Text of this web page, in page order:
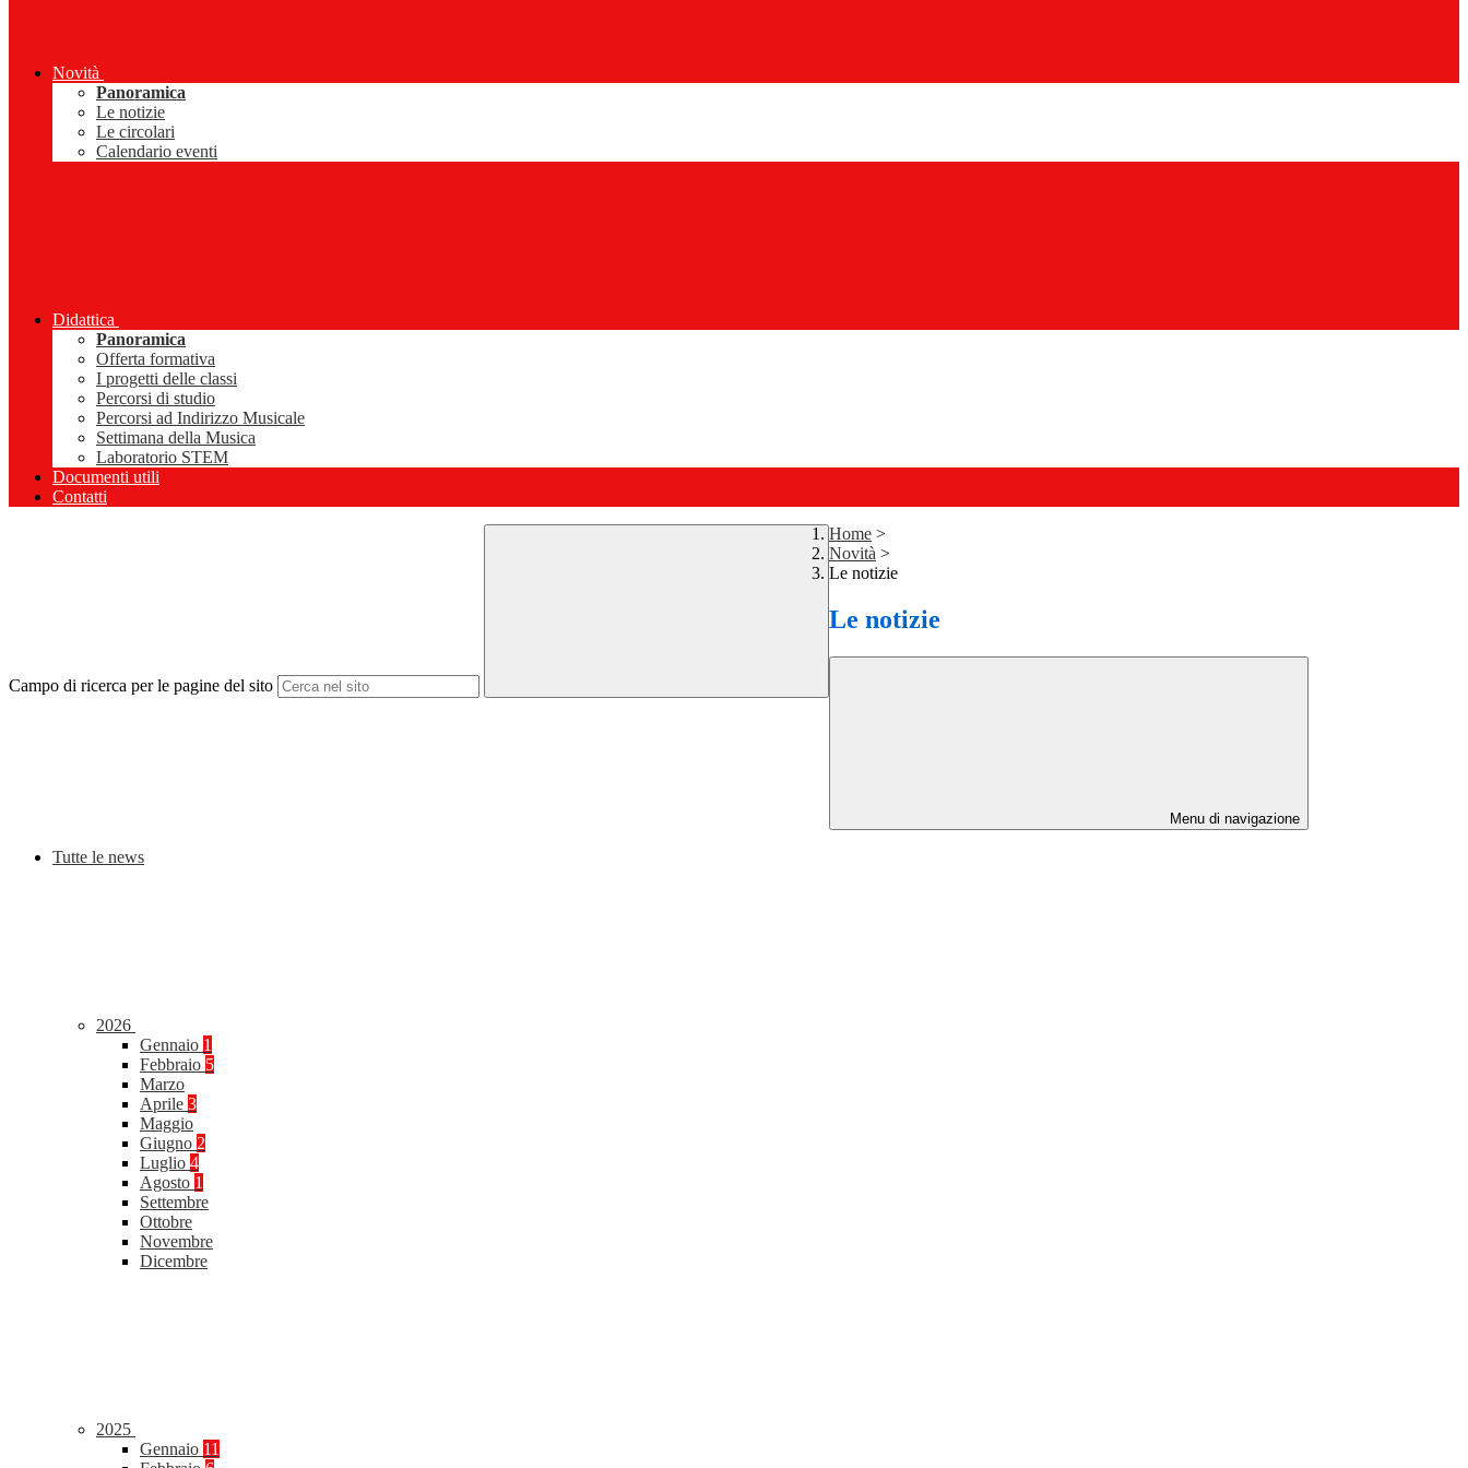
Novità
Panoramica
Le notizie
Le circolari
Calendario eventi
Didattica
Panoramica
Offerta formativa
I progetti delle classi
Percorsi di studio
Percorsi ad Indirizzo Musicale
Settimana della Musica
Laboratorio STEM
Documenti utili
Contatti
Campo di ricerca per le pagine del sito
Home >
Novità >
Le notizie
Le notizie
Menu di navigazione
Tutte le news
2026
Gennaio 1
Febbraio 5
Marzo
Aprile 3
Maggio
Giugno 2
Luglio 4
Agosto 1
Settembre
Ottobre
Novembre
Dicembre
2025
Gennaio 11